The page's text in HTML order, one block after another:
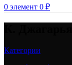
0 элемент 0 ₽
Категории